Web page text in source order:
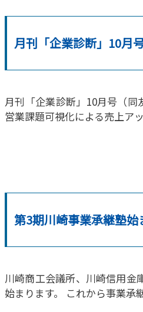
月刊「企業診断」10月
月刊「企業診断」10月号（
営業課題可視化による売上ア
第3期川崎事業承継塾始
川崎商工会議所、川崎信用金
始まります。 これから事業